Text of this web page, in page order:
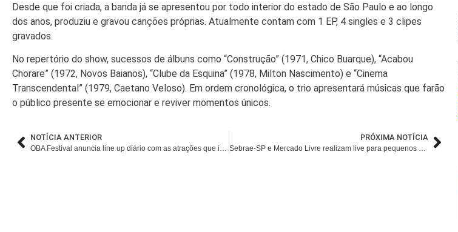
Desde que foi criada, a banda já se apresentou por todo interior do estado de São Paulo e ao longo
dos anos, produziu e gravou canções próprias. Atualmente contam com 1 EP, 4 singles e 3 clipes
gravados.
No repertório do show, sucessos de álbuns como “Construção” (1971, Chico Buarque), “Acabou
Chorare” (1972, Novos Baianos), “Clube da Esquina” (1978, Milton Nascimento) e “Cinema
Transcendental” (1979, Caetano Veloso). Em ordem cronológica, o trio apresentará músicas que farão
o público presente se emocionar e reviver momentos únicos.
NOTÍCIA ANTERIOR PRÓXIMA NOTÍCIA